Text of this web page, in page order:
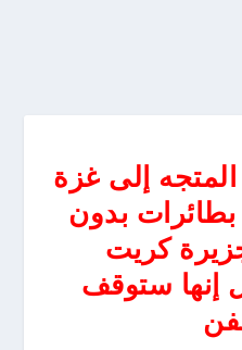
إلى غزة
بدون
كريت
إنها ستوقف